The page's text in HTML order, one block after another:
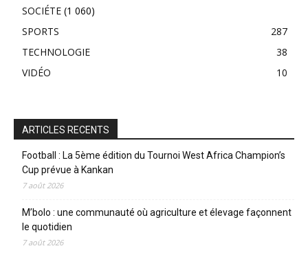
SOCIÉTE (1 060)
SPORTS
287
TECHNOLOGIE
38
VIDÉO
10
ARTICLES RECENTS
Football : La 5ème édition du Tournoi West Africa Champion’s
Cup prévue à Kankan
7 août 2026
M’bolo : une communauté où agriculture et élevage façonnent
le quotidien
7 août 2026